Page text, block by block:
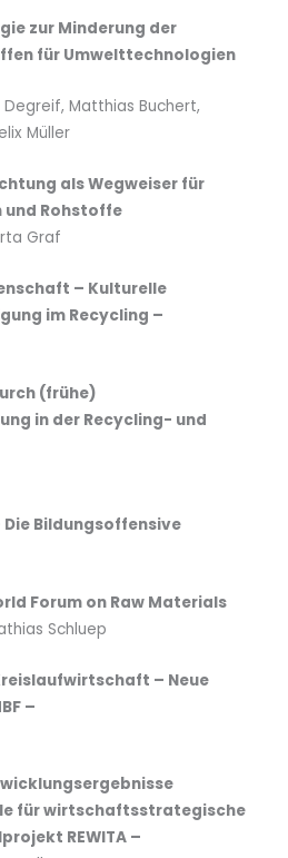
zur Minderung der
für Umwelttechnologien
Matthias Buchert,
Müller
als Wegweiser für
Rohstoffe
Graf
– Kulturelle
im Recycling –
(frühe)
in der Recycling- und
Bildungsoffensive
Forum on Raw Materials
Schluep
– Neue
–
für wirtschaftsstrategische
REWITA –